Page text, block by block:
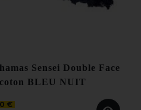
Sensei Double Face
BLEU NUIT
€